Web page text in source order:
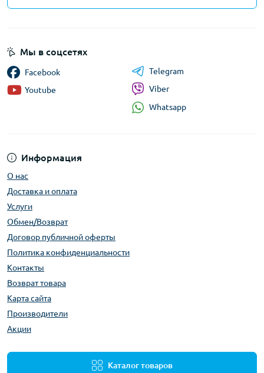
Информация
О нас
Доставка и оплата
Услуги
Обмен/Возврат
Договор публичной оферты
Политика конфиденциальности
Контакты
Возврат товара
Карта сайта
Производители
Акции
Каталог товаров
Мы в соцсетях
Facebook
Youtube
Telegram
Viber
Whatsapp